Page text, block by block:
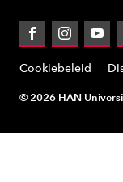
FacebookInstagram
Cookiebeleid
© 2026 HAN